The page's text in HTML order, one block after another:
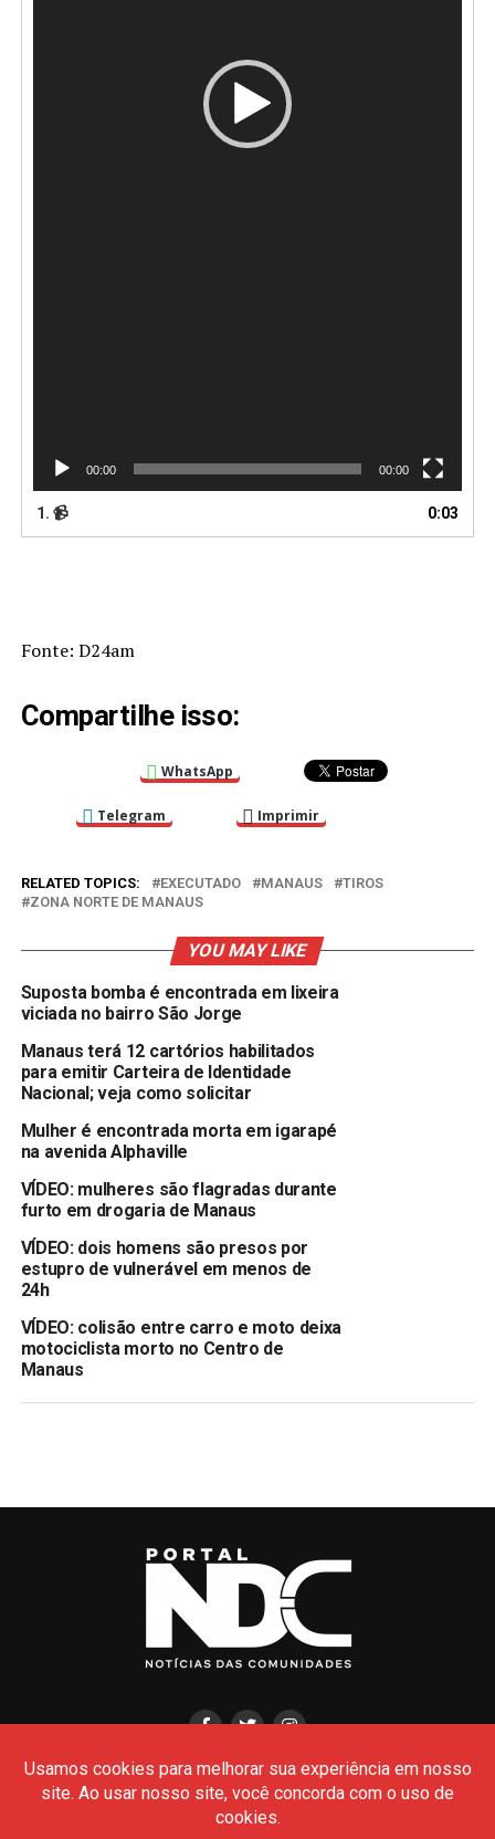
00:00 00:00
1. 📹 0:03
Fonte: D24am
Compartilhe isso:
WhatsApp
Telegram Imprimir
RELATED TOPICS: EXECUTADO MANAUS
TIROS
ZONA NORTE DE MANAUS
YOU MAY LIKE
Suposta bomba é encontrada em lixeira
viciada no bairro São Jorge
Manaus terá 12 cartórios habilitados
para emitir Carteira de Identidade
Nacional; veja como solicitar
Mulher é encontrada morta em igarapé
na avenida Alphaville
VÍDEO: mulheres são flagradas durante
furto em drogaria de Manaus
VÍDEO: dois homens são presos por
estupro de vulnerável em menos de
24h
VÍDEO: colisão entre carro e moto deixa
motociclista morto no Centro de
Manaus
HOME CIDADES POLÍCIA POLÍTICA
AMAZONAS
CULTURA